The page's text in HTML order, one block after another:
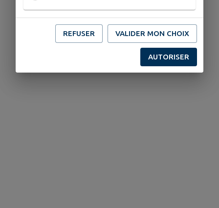
REFUSER VALIDER MON CHOIX
AUTORISER